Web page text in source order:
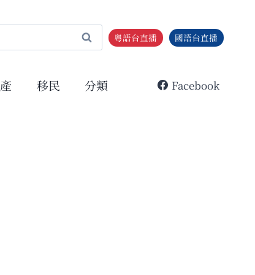
粵語台直播 國語台直播
移民 分類 Facebook